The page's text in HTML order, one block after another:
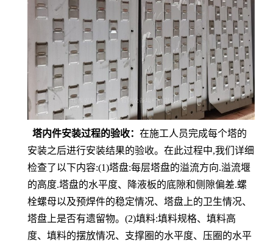
塔内件安装过程的验收： 在施工人员完成每个塔的
安装之后进行安装结果的验收。在此过程中,我们详细
检查了以下内容:(1)塔盘:每层塔盘的溢流方向.溢流堰
的高度.塔盘的水平度、降液板的底隙和侧隙偏差.螺
栓螺母以及预焊件的稳定情况、塔盘上的卫生情况、
塔盘上是否有遗留物。 (2)填料:填料规格、填料高
度、填料的摆放情况、支撑圈的水平度、压圈的水平